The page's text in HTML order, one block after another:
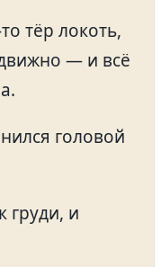
тёр локоть,
— и всё
головой
груди, и